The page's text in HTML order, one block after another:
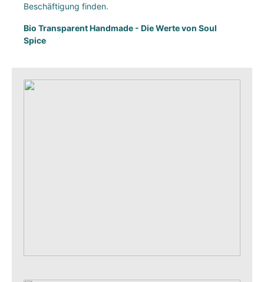
Beschäftigung finden.
Bio Transparent Handmade - Die Werte von Soul
Spice